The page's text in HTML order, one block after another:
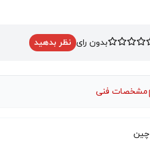
بدون رای نظر بدهید
مشخصات فنی
چین